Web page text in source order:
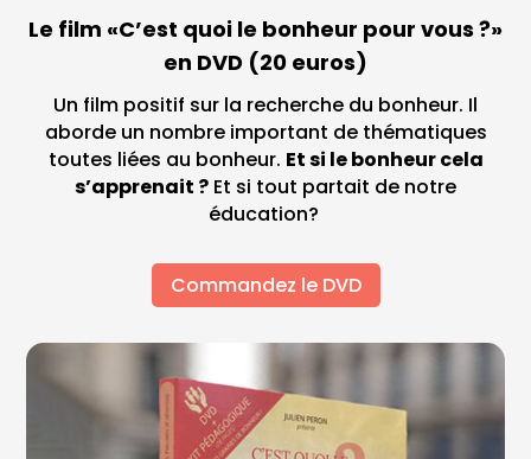
Le film «C’est quoi le bonheur pour vous ?»
en DVD (20 euros)
Un film positif sur la recherche du bonheur. Il
aborde un nombre important de thématiques
toutes liées au bonheur. Et si le bonheur cela
s’apprenait ? Et si tout partait de notre
éducation?
Commandez le DVD